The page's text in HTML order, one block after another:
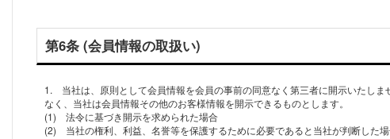
第6条 (会員情報の取扱い)
1. 当社は、原則として会員情報を会員の事前の同意なく第三者に開示いたし
なく、当社は会員情報その他のお客様情報を開示できるものとします。
(1) 法令に基づき開示を求められた場合
(2) 当社の権利、利益、名誉等を保護するために必要であると当社が判断した